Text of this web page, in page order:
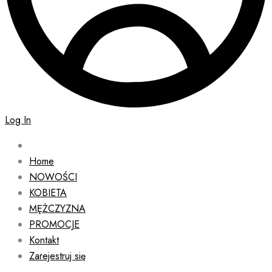
Log In
Home
NOWOŚCI
KOBIETA
MĘŻCZYZNA
PROMOCJE
Kontakt
Zarejestruj się